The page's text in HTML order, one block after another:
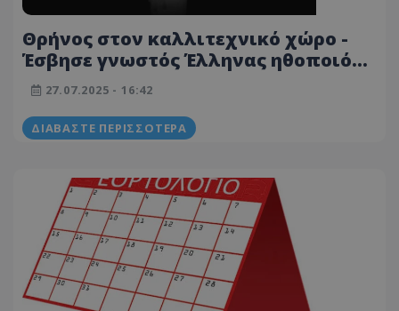
Θρήνος στον καλλιτεχνικό χώρο -
Έσβησε γνωστός Έλληνας ηθοποιός
που έπαιξε στη σειρά ο Άγιος
Παΐσιος
27.07.2025 - 16:42
ΔΙΑΒΆΣΤΕ ΠΕΡΙΣΣΌΤΕΡΑ